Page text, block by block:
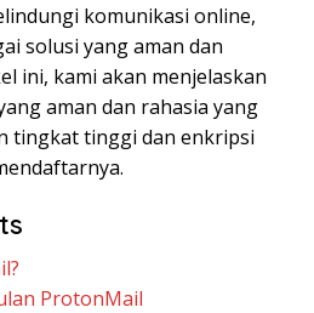
komunikasi online,
solusi yang aman dan
ini, kami akan menjelaskan
aman dan rahasia yang
tingkat tinggi dan enkripsi
ProtonMail